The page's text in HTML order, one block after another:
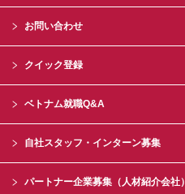
お問い合わせ
クイック登録
ベトナム就職Q&A
自社スタッフ・インターン募集
パートナー企業募集（人材紹介会社）